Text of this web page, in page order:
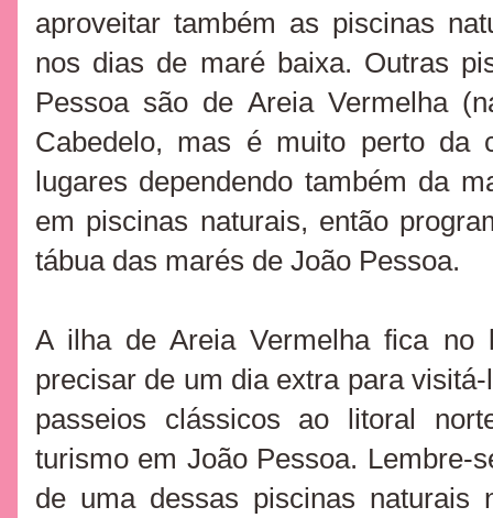
aproveitar também as piscinas
nos dias de maré baixa. Outras
Pessoa são de Areia Vermelha
Cabedelo, mas é muito perto da
lugares dependendo também da
em piscinas naturais, então
tábua das marés de João Pessoa.
A ilha de Areia Vermelha fica no
precisar de um dia extra para
passeios clássicos ao litoral
turismo em João Pessoa. Lembre-
de uma dessas piscinas naturais